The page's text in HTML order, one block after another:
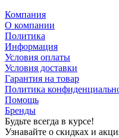
Компания
О компании
Политика
Информация
Условия оплаты
Условия доставки
Гарантия на товар
Политика
Помощь
Бренды
Будьте всегда в курсе!
Узнавайте о скидках и